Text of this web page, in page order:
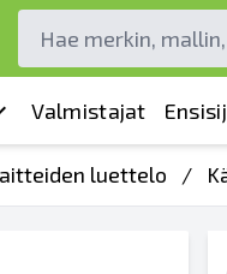
Valmistajat
luettelo /